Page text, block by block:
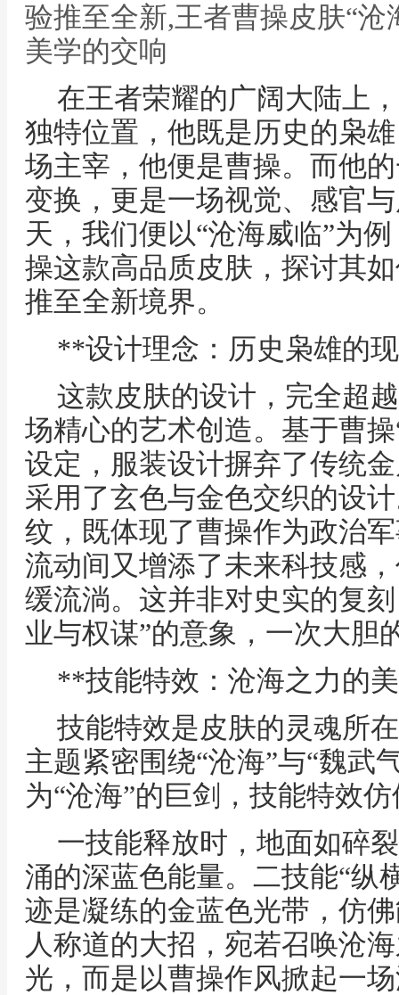
验推至全新,王者曹操皮肤“
美学的交响
在王者荣耀的广阔大陆上
独特位置，他既是历史的枭
场主宰，他便是曹操。而他
变换，更是一场视觉、感官
天，我们便以“沧海威临”为
操这款高品质皮肤，探讨其
推至全新境界。
**设计理念：历史枭雄的
这款皮肤的设计，完全超
场精心的艺术创造。基于曹
设定，服装设计摒弃了传统
采用了玄色与金色交织的设
纹，既体现了曹操作为政治
流动间又增添了未来科技感
缓流淌。这并非对史实的复
业与权谋”的意象，一次大胆
**技能特效：沧海之力的
技能特效是皮肤的灵魂所
主题紧密围绕“沧海”与“魏武
为“沧海”的巨剑，技能特效
一技能释放时，地面如碎
涌的深蓝色能量。二技能“纵
迹是凝练的金蓝色光带，仿
人称道的大招，宛若召唤沧
光，而是以曹操作风掀起一